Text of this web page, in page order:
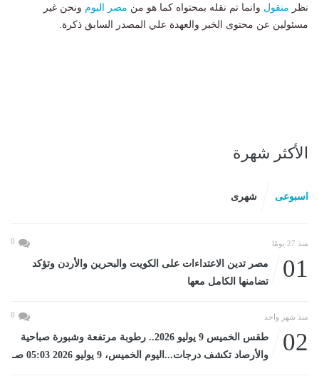
نظر منقول وانما تم نقله بمحتواه كما هو من مصر اليوم ونحن غير
مسئولين عن محتوى الخبر والعهدة علي المصدر السابق ذكرة.
الأكثر شهرة
اسبوعى شهرى
منذ 27 يومًا 0
01
مصر تدين الاعتداءات على الكويت والبحرين والأردن وتؤكد
تضامنها الكامل معها
منذ شهر واحد 0
02
طقس الخميس 9 يوليو 2026.. رطوبة مرتفعة وشبورة صباحية
والأرصاد تكشف درجات...اليوم الخميس، 9 يوليو 2026 05:03 صـ